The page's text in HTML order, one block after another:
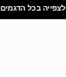
לצפייה בכל הדגמים